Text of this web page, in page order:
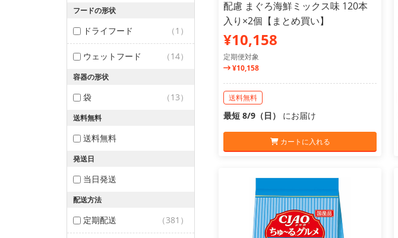
フードの形状
ドライフード （1）
ウェットフード （14）
容器の形状
袋 （13）
送料無料
送料無料
発送日
当日発送
配送方法
定期配送 （381）
配慮 まぐろ海鮮ミックス味 120本
入り×2個【まとめ買い】
¥10,158
定期便対象
¥10,158
送料無料
最短 8/9（日） にお届け
カートに入れる